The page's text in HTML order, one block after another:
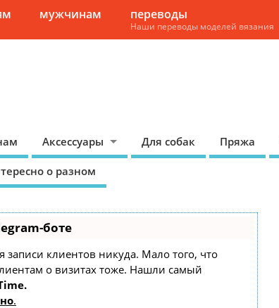
мужчинам переводы
Наши переводы моделей вязания
Аксессуары Для собак Пряжа
о разном
боте
записи клиентов никуда. Мало того, что
о визитах тоже. Нашли самый
.